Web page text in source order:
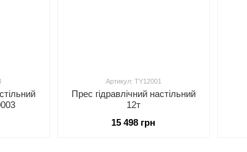
Артикул: TY12001
Прес гідравлічний настільний
12т
15 498 грн